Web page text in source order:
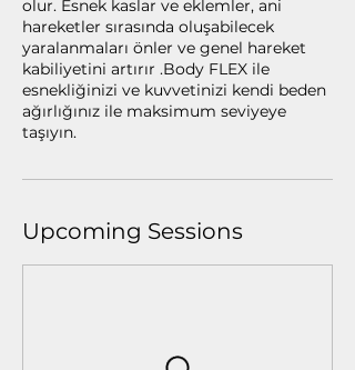
olur. Esnek kaslar ve eklemler, ani
hareketler sırasında oluşabilecek
yaralanmaları önler ve genel hareket
kabiliyetini artırır .Body FLEX ile
esnekliğinizi ve kuvvetinizi kendi beden
ağırlığınız ile maksimum seviyeye
taşıyın.
Upcoming Sessions